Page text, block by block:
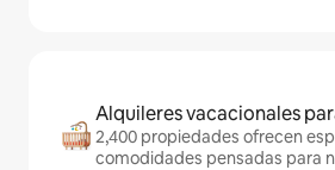
Alquileres vacacionales
2,400 propiedades ofrecen
comodidades pensadas para